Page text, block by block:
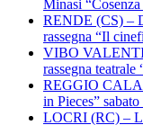
Minasi “Cosenza
RENDE (CS) –
rassegna “Il
VIBO
rassegna
REGGIO
in Pieces”
LOCRI (RC) –